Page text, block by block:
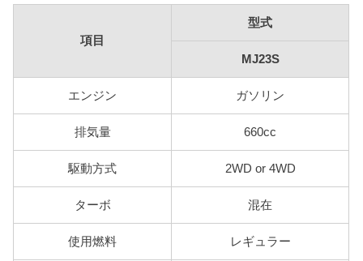
項目
型式
MJ23S
エンジン ガソリン
排気量 660cc
駆動方式 2WD or 4WD
ターボ 混在
使用燃料 レギュラー